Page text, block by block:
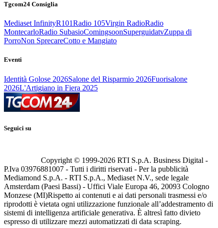
Tgcom24 Consiglia
Mediaset InfinityR101Radio 105Virgin RadioRadio
MontecarloRadio SubasioComingsoonSuperguidatvZuppa di
PorroNon SprecareCotto e Mangiato
Eventi
Identità Golose 2026Salone del Risparmio 2026Fuorisalone
2026L'Artigiano in Fiera 2025
Seguici su
Copyright © 1999-2026 RTI S.p.A. Business Digital -
P.Iva 03976881007 - Tutti i diritti riservati - Per la pubblicità
Mediamond S.p.A. - RTI S.p.A., Mediaset N.V., sede legale
Amsterdam (Paesi Bassi) - Uffici Viale Europa 46, 20093 Cologno
Monzese (MI)Rispetto ai contenuti e ai dati personali trasmessi e/o
riprodotti è vietata ogni utilizzazione funzionale all’addestramento di
sistemi di intelligenza artificiale generativa. È altresì fatto divieto
espresso di utilizzare mezzi automatizzati di data scraping.